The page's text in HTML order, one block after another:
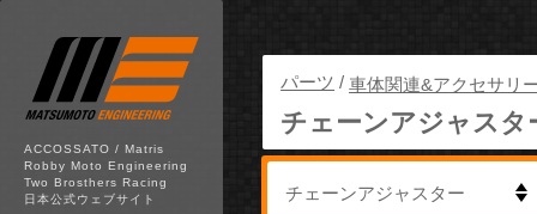
ACCOSSATO / Matris
Robby Moto Engineering
Two Brosthers Racing
日本公式ウェブサイト
パーツ / 車体関連&アクセサリ
チェーンアジャスタ